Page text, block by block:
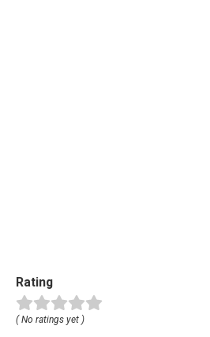
Rating
( No ratings yet )